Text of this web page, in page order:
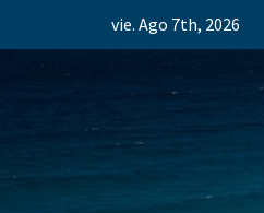
vie. Ago 7th, 2026